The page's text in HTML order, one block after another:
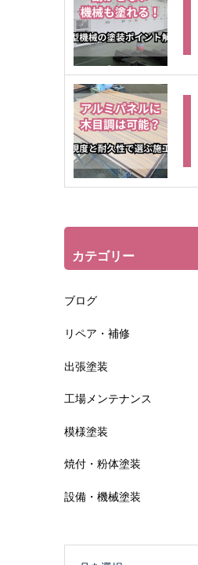
カテゴリー
ブログ
リペア・補修
出張塗装
工場メンテナンス
模様塗装
焼付・粉体塗装
設備・機械塗装